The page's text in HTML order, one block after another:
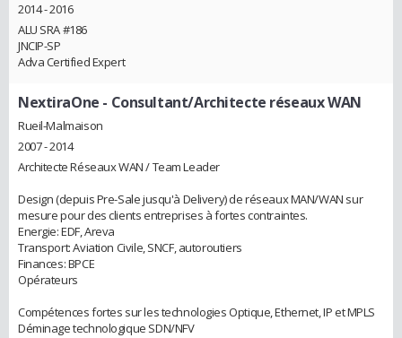
2014 - 2016
ALU SRA #186
JNCIP-SP
Adva Certified Expert
NextiraOne - Consultant/Architecte réseaux WAN
Rueil-Malmaison
2007 - 2014
Architecte Réseaux WAN / Team Leader
Design (depuis Pre-Sale jusqu'à Delivery) de réseaux MAN/WAN sur
mesure pour des clients entreprises à fortes contraintes.
Energie: EDF, Areva
Transport: Aviation Civile, SNCF, autoroutiers
Finances: BPCE
Opérateurs
Compétences fortes sur les technologies Optique, Ethernet, IP et MPLS
Déminage technologique SDN/NFV